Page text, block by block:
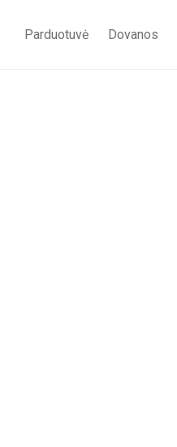
Parduotuvė Dovanos